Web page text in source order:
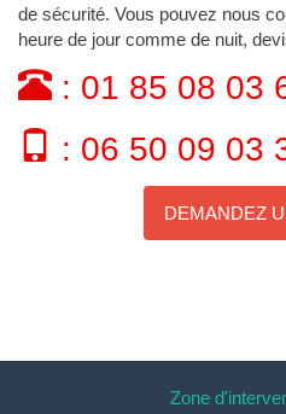
de sécurité. Vous pouvez nous
heure de jour comme de nuit,
: 01 85 08 03
: 06 50 09 03
DEMANDEZ
Zone